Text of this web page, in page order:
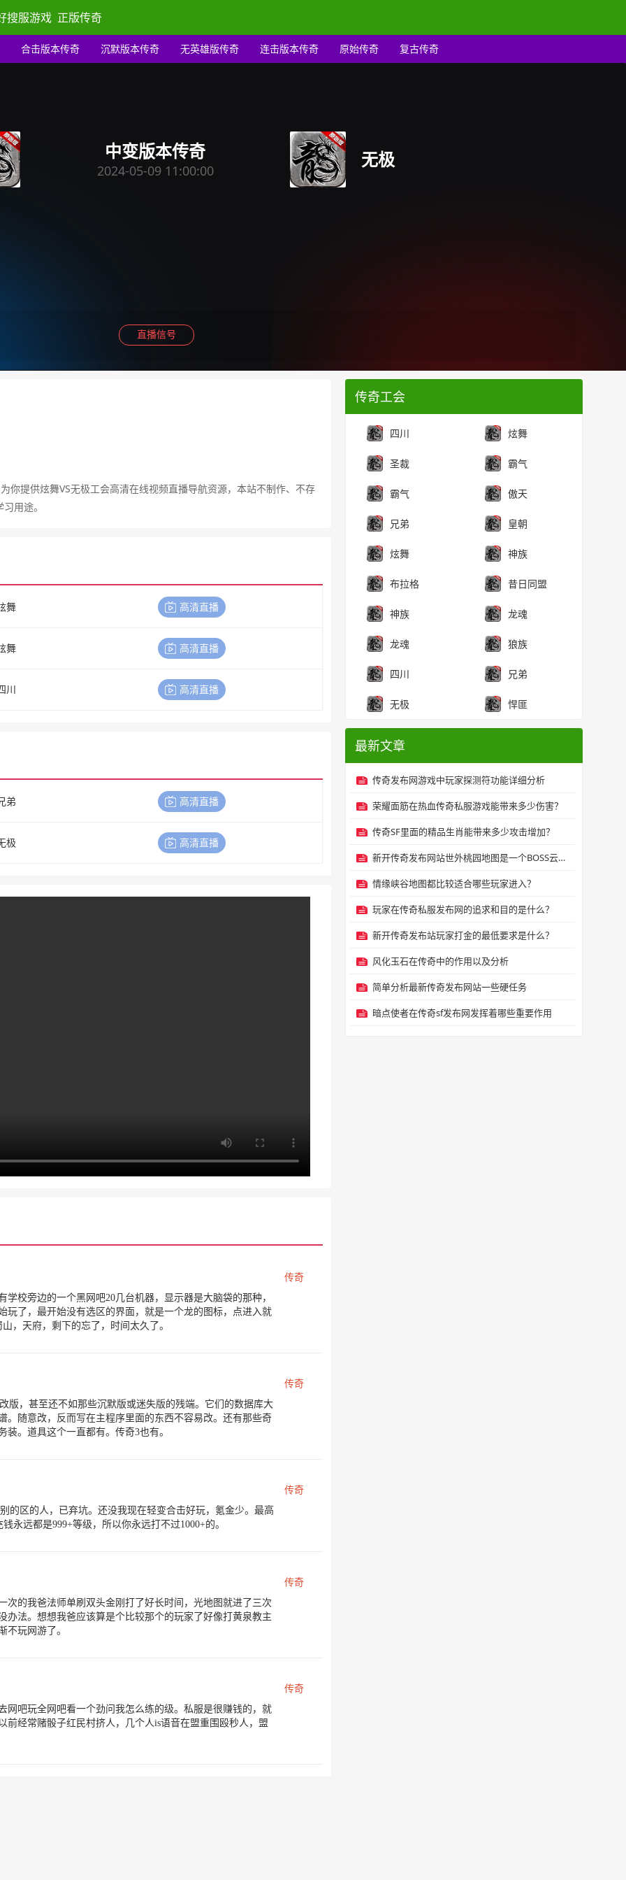
搜服游戏 正版传奇
合击版本传奇 沉默版本传奇 无英雄版传奇 连击版本传奇 原始传奇 复古传奇
中变版本传奇
2024-05-09 11:00:00 无极
直播信号
你提供炫舞VS无极工会高清在线视频直播导航资源，本站不制作、不存
用途。
舞 高清直播
舞 高清直播
川 高清直播
弟 高清直播
极 高清直播
传奇
校旁边的一个黑网吧20几台机器，显示器是大脑袋的那种，
玩了，最开始没有选区的界面，就是一个龙的图标，点进入就
，天府，剩下的忘了，时间太久了。
传奇
版，甚至还不如那些沉默版或迷失版的残端。它们的数据库大
。随意改，反而写在主程序里面的东西不容易改。还有那些奇
。道具这个一直都有。传奇3也有。
传奇
的区的人，已弃坑。还没我现在轻变合击好玩，氪金少。最高
永远都是999+等级，所以你永远打不过1000+的。
传奇
次的我爸法师单刷双头金刚打了好长时间，光地图就进了三次
办法。想想我爸应该算是个比较那个的玩家了好像打黄泉教主
不玩网游了。
传奇
网吧玩全网吧看一个劲问我怎么练的级。私服是很赚钱的，就
前经常赌骰子红民村挤人，几个人is语音在盟重围殴秒人，盟
传奇工会
炫舞
四川
霸气
圣裁
傲天
霸气
皇朝
兄弟
神族
炫舞
昔日同盟
布拉格
龙魂
神族
狼族
龙魂
兄弟
四川
悍匪
无极
最新文章
传奇发布网游戏中玩家探测符功能详细分析
荣耀面筋在热血传奇私服游戏能带来多少伤害？
传奇SF里面的精品生肖能带来多少攻击增加？
新开传奇发布网站世外桃园地图是一个BOSS云集之地
情缘峡谷地图都比较适合哪些玩家进入？
玩家在传奇私服发布网的追求和目的是什么？
新开传奇发布站玩家打金的最低要求是什么？
风化玉石在传奇中的作用以及分析
简单分析最新传奇发布网站一些硬任务
暗点使者在传奇sf发布网发挥着哪些重要作用